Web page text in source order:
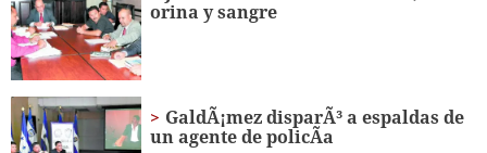
orina y sangre
GaldÃ¡mez disparÃ³ a espaldas de
un agente de policÃ­a